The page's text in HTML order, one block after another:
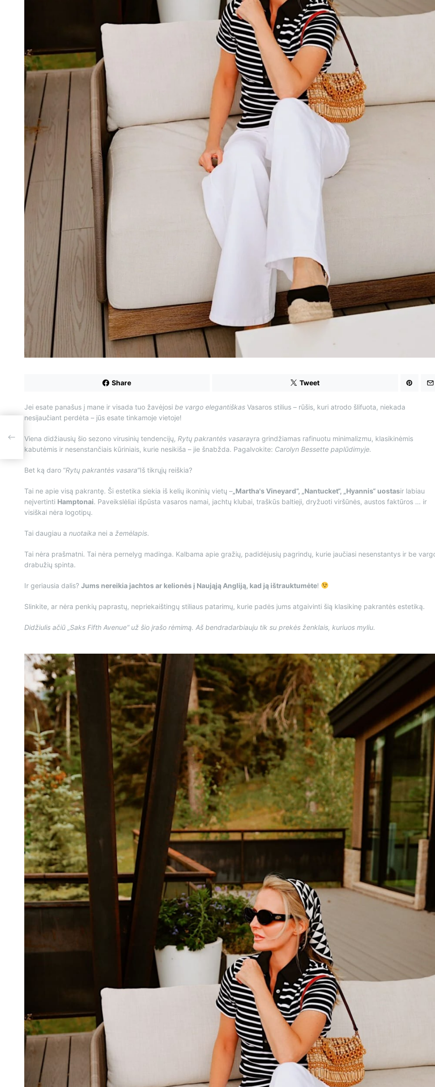
Share Tweet
Jei esate panašus į mane ir visada tuo žavėjosi be vargo elegantiškas Vasaros stilius – rūšis, kuri atrodo šlifuota, niekada
nesijaučiant perdėta – jūs esate tinkamoje vietoje!
Viena didžiausių šio sezono virusinių tendencijų, Rytų pakrantės vasarayra grindžiamas rafinuotu minimalizmu, klasikinėmis
kabutėmis ir nesenstančiais kūriniais, kurie nesikiša – jie šnabžda. Pagalvokite: Carolyn Bessette paplūdimyje.
Bet ką daro “Rytų pakrantės vasara“Iš tikrųjų reiškia?
Tai ne apie visą pakrantę. Ši estetika siekia iš kelių ikoninių vietų –„Martha's Vineyard“, „Nantucket“, „Hyannis“ uostasir labiau
neįvertinti Hamptonai. Paveikslėliai išpūsta vasaros namai, jachtų klubai, traškūs baltieji, dryžuoti viršūnės, austos faktūros … ir
visiškai nėra logotipų.
Tai daugiau a nuotaika nei a žemėlapis.
Tai nėra prašmatni. Tai nėra pernelyg madinga. Kalbama apie gražių, padidėjusių pagrindų, kurie jaučiasi nesenstantys ir be
drabužių spinta.
Ir geriausia dalis? Jums nereikia jachtos ar kelionės į Naująją Angliją, kad ją ištrauktumėte!
Slinkite, ar nėra penkių paprastų, nepriekaištingų stiliaus patarimų, kurie padės jums atgaivinti šią klasikinę pakrantės estetiką.
Didžiulis ačiū „Saks Fifth Avenue“ už šio įrašo rėmimą. Aš bendradarbiauju tik su prekės ženklais, kuriuos myliu.